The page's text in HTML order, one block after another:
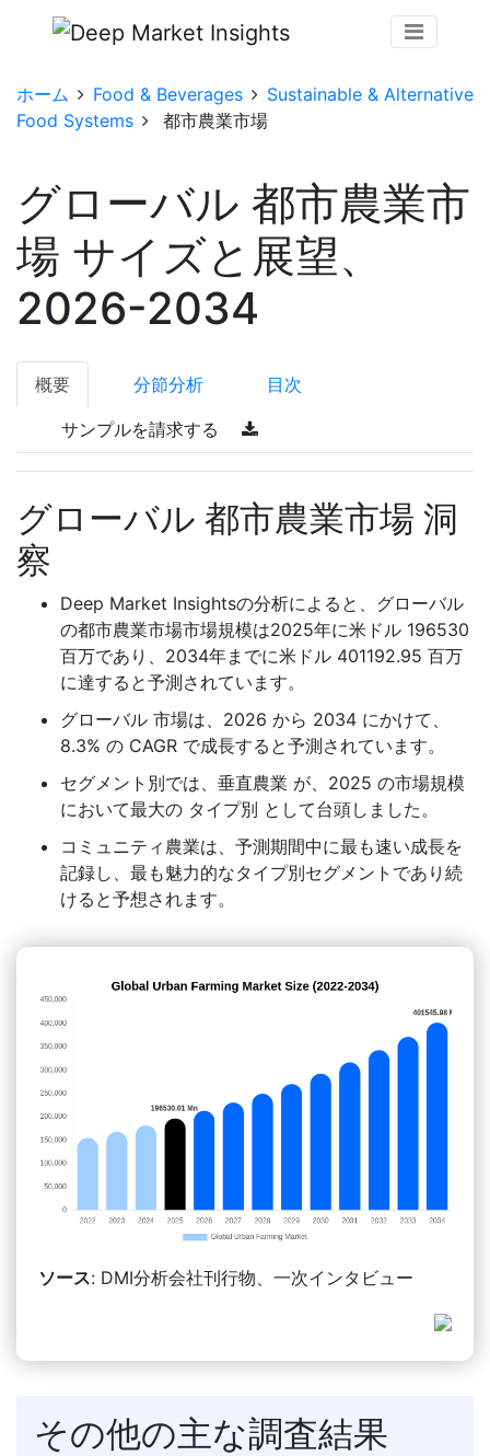
ホーム Food & Beverages
Sustainable & Alternative
Food Systems
都市農業市場
グローバル 都市農業市
場 サイズと展望、
2026-2034
概要 分節分析 目次
サンプルを請求する
グローバル 都市農業市場 洞
察
Deep Market Insightsの分析によると、グローバル
の都市農業市場市場規模は2025年に米ドル 196530
百万であり、2034年までに米ドル 401192.95 百万
に達すると予測されています。
グローバル 市場は、2026 から 2034 にかけて、
8.3% の CAGR で成長すると予測されています。
セグメント別では、垂直農業 が、2025 の市場規模
において最大の タイプ別 として台頭しました。
コミュニティ農業は、予測期間中に最も速い成長を
記録し、最も魅力的なタイプ別セグメントであり続
けると予想されます。
ソース: DMI分析会社刊行物、一次インタビュー
その他の主な調査結果